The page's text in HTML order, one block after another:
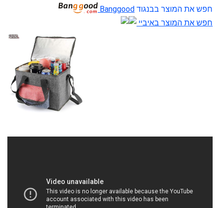
חפש את המוצר בבנגוד Banggood
חפש את המוצר באיביי